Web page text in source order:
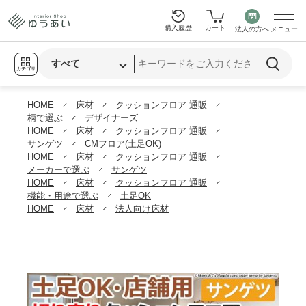
カテゴリ
購入履歴 カート 法人の方へ メニュー
HOME 床材
クッションフロア 通販
柄で選ぶ
デザイナーズ
HOME
床材
クッションフロア 通販
サンゲツ
CMフロア(土足OK)
HOME
床材
クッションフロア 通販
メーカーで選ぶ
サンゲツ
HOME
床材
クッションフロア 通販
機能・用途で選ぶ
土足OK
HOME
床材 法人向け床材